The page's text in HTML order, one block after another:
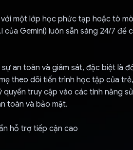
một lớp học phức tạp hoặc tò
Gemini) luôn sẵn sàng 24/7 để
an toàn và giám sát, đặc biệt là
theo dõi tiến trình học tập của
truy cập vào các tính năng
toàn và bảo mật.
hỗ trợ tiếp cận cao